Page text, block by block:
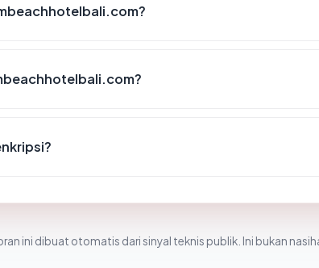
ini dibuat otomatis dari sinyal teknis publik. Ini bukan